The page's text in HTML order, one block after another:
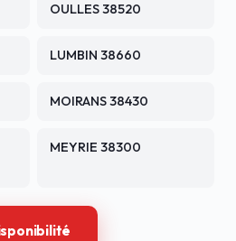
OULLES 38520
LUMBIN 38660
MOIRANS 38430
MEYRIE 38300